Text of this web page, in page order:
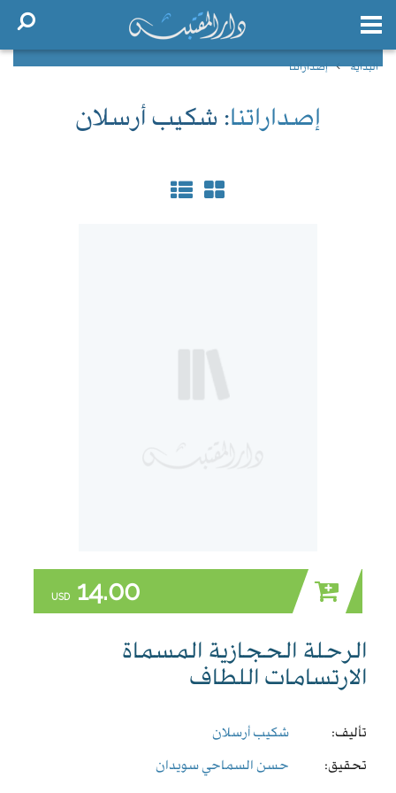
البداية إصداراتنا
إصداراتنا: شكيب أرسلان
14.00
USD
الرحلة الحجازية المسماة
الارتسامات اللطاف
تأليف:
شكيب أرسلان
تحقيق:
حسن السماحي سويدان